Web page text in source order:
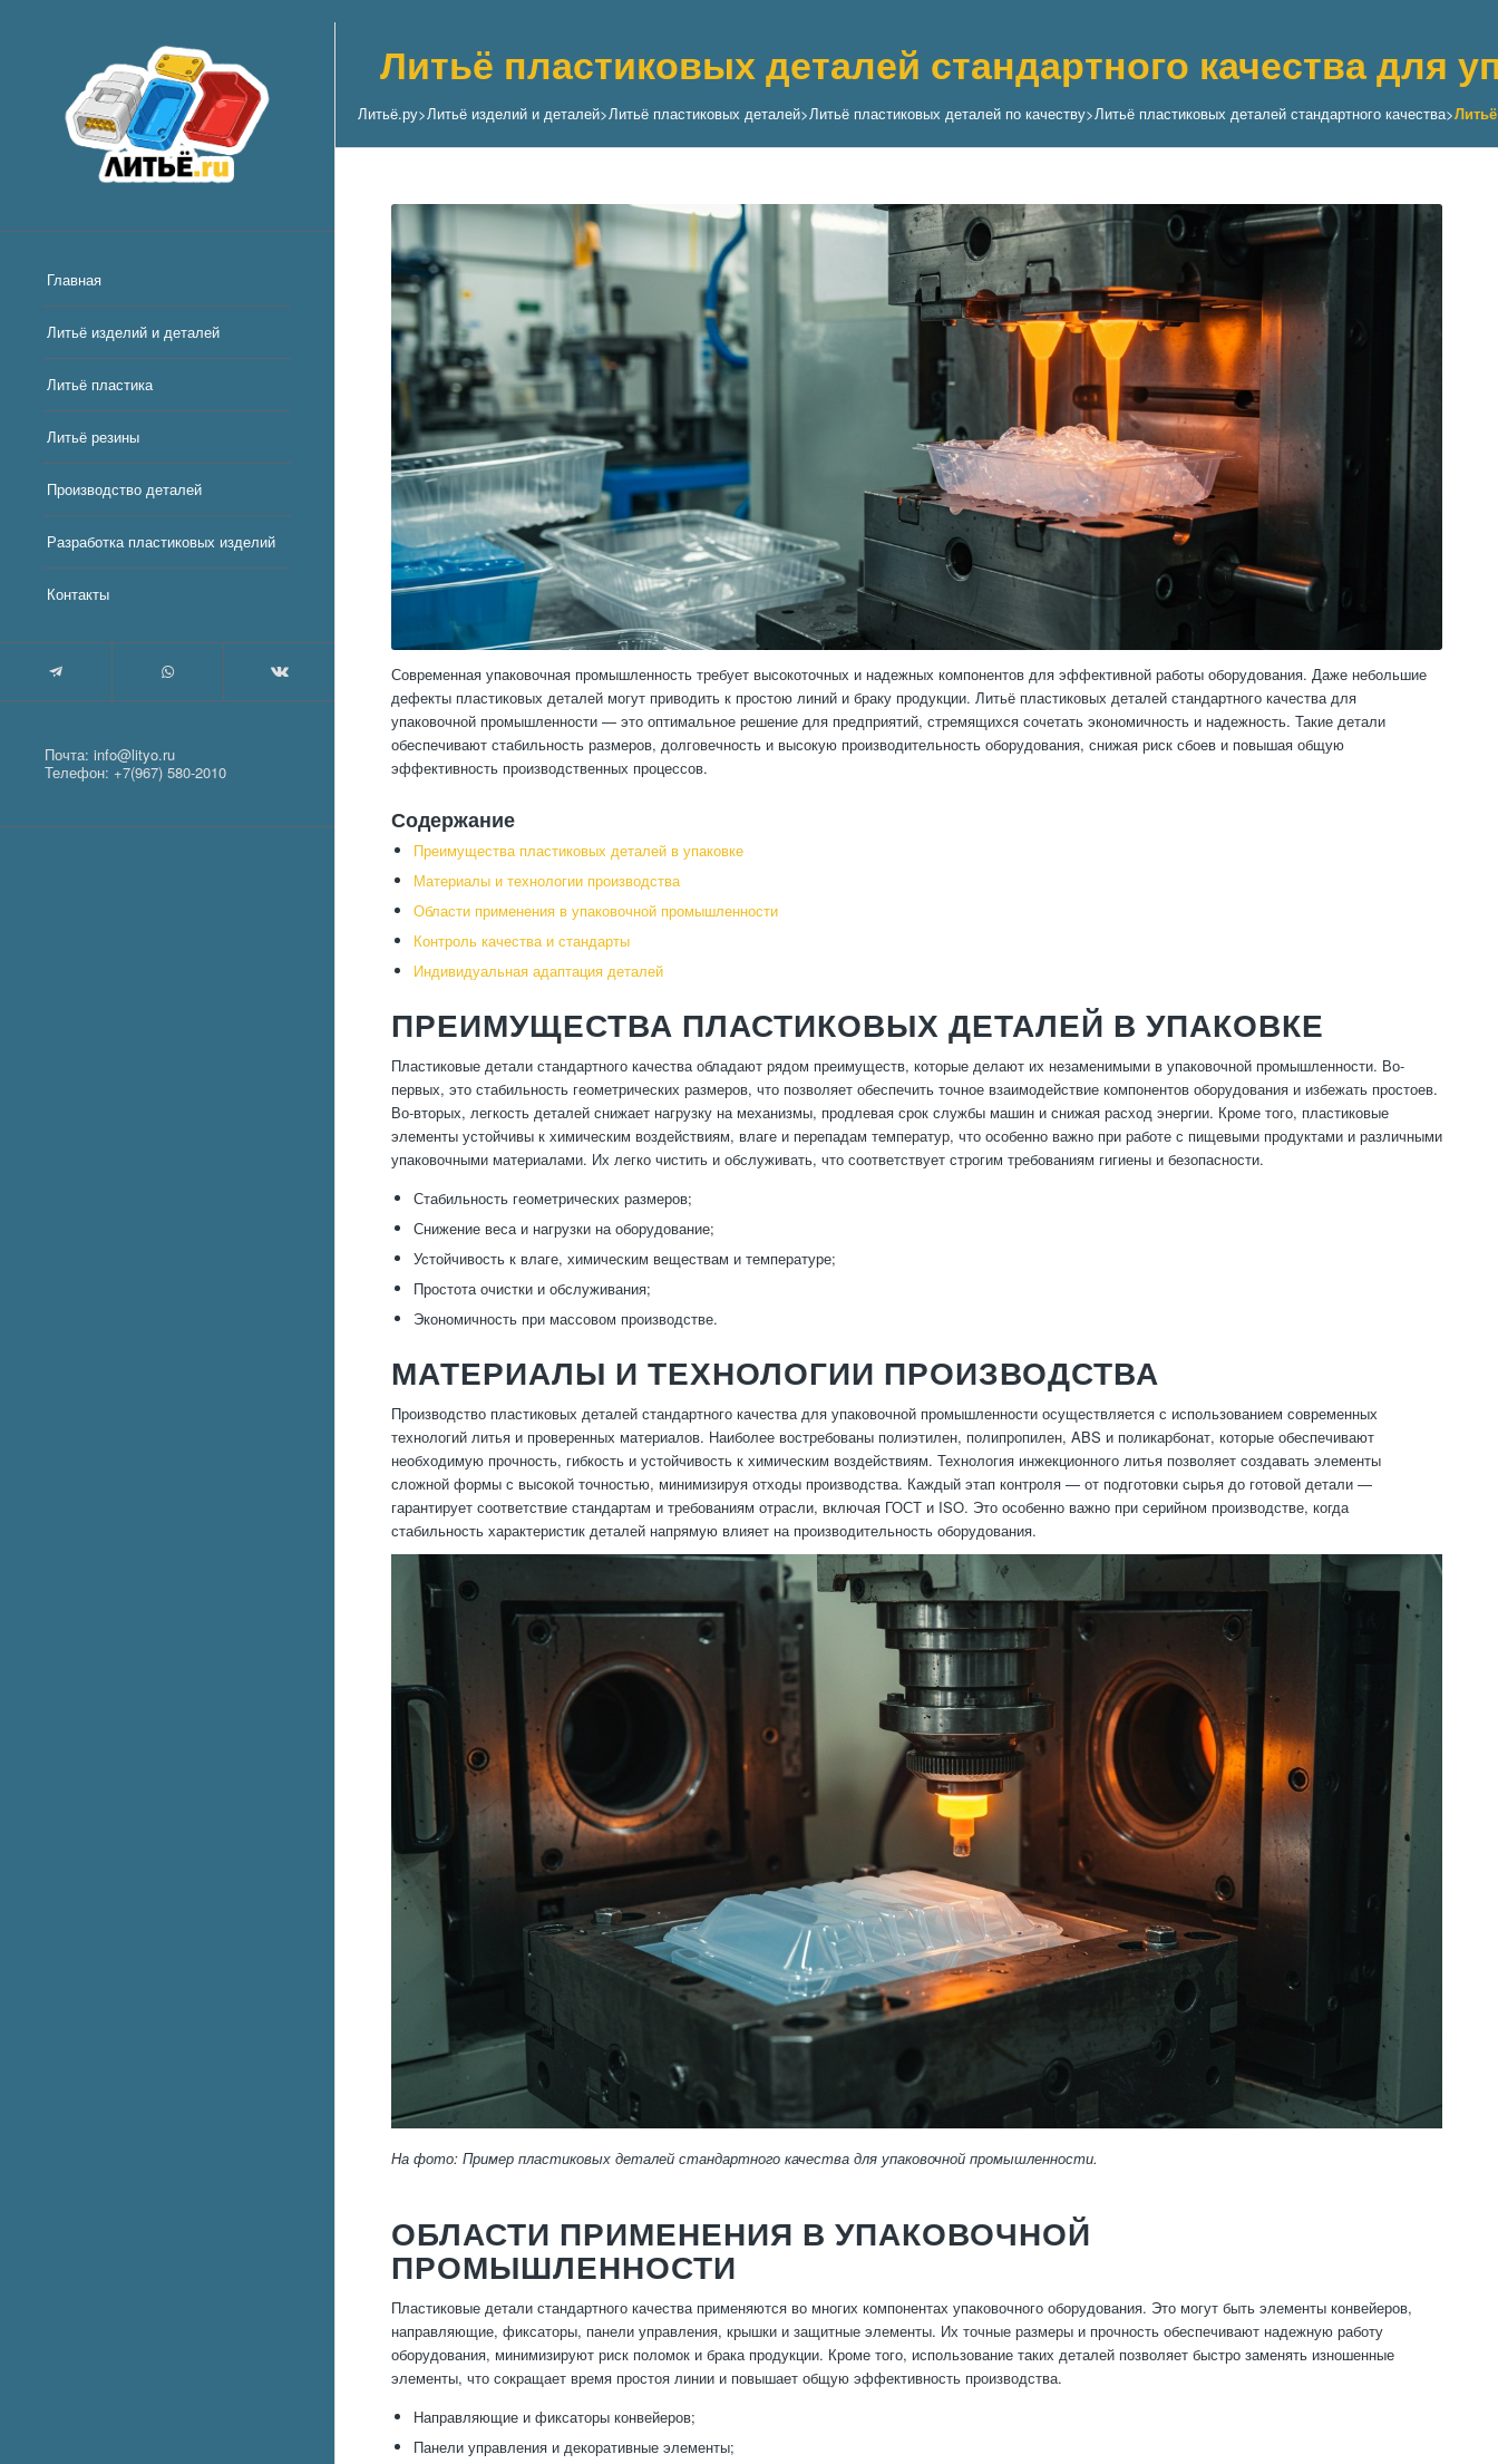
Главная
Литьё изделий и деталей
Литьё пластика
Литьё резины
Производство деталей
Разработка пластиковых изделий
Контакты
Почта: info@lityo.ru
Телефон: +7(967) 580-2010
Литьё пластиковых деталей стандартного качества для
Литьё.ру>Литьё изделий и деталей>Литьё пластиковых деталей>Литьё пластиковых деталей по качеству>Литьё пластиковых деталей стандартного качества>
Современная упаковочная промышленность требует высокоточных и надежных компонентов для эффективной работы оборудования. Даже небольшие
дефекты пластиковых деталей могут приводить к простою линий и браку продукции. Литьё пластиковых деталей стандартного качества для
упаковочной промышленности — это оптимальное решение для предприятий, стремящихся сочетать экономичность и надежность. Такие детали
обеспечивают стабильность размеров, долговечность и высокую производительность оборудования, снижая риск сбоев и повышая общую
эффективность производственных процессов.
Содержание
Преимущества пластиковых деталей в упаковке
Материалы и технологии производства
Области применения в упаковочной промышленности
Контроль качества и стандарты
Индивидуальная адаптация деталей
ПРЕИМУЩЕСТВА ПЛАСТИКОВЫХ ДЕТАЛЕЙ В УПАКОВКЕ
Пластиковые детали стандартного качества обладают рядом преимуществ, которые делают их незаменимыми в упаковочной промышленности. Во-
первых, это стабильность геометрических размеров, что позволяет обеспечить точное взаимодействие компонентов оборудования и избежать простоев.
Во-вторых, легкость деталей снижает нагрузку на механизмы, продлевая срок службы машин и снижая расход энергии. Кроме того, пластиковые
элементы устойчивы к химическим воздействиям, влаге и перепадам температур, что особенно важно при работе с пищевыми продуктами и различными
упаковочными материалами. Их легко чистить и обслуживать, что соответствует строгим требованиям гигиены и безопасности.
Стабильность геометрических размеров;
Снижение веса и нагрузки на оборудование;
Устойчивость к влаге, химическим веществам и температуре;
Простота очистки и обслуживания;
Экономичность при массовом производстве.
МАТЕРИАЛЫ И ТЕХНОЛОГИИ ПРОИЗВОДСТВА
Производство пластиковых деталей стандартного качества для упаковочной промышленности осуществляется с использованием современных
технологий литья и проверенных материалов. Наиболее востребованы полиэтилен, полипропилен, ABS и поликарбонат, которые обеспечивают
необходимую прочность, гибкость и устойчивость к химическим воздействиям. Технология инжекционного литья позволяет создавать элементы
сложной формы с высокой точностью, минимизируя отходы производства. Каждый этап контроля — от подготовки сырья до готовой детали —
гарантирует соответствие стандартам и требованиям отрасли, включая ГОСТ и ISO. Это особенно важно при серийном производстве, когда
стабильность характеристик деталей напрямую влияет на производительность оборудования.
На фото: Пример пластиковых деталей стандартного качества для упаковочной промышленности.
ОБЛАСТИ ПРИМЕНЕНИЯ В УПАКОВОЧНОЙ
ПРОМЫШЛЕННОСТИ
Пластиковые детали стандартного качества применяются во многих компонентах упаковочного оборудования. Это могут быть элементы конвейеров,
направляющие, фиксаторы, панели управления, крышки и защитные элементы. Их точные размеры и прочность обеспечивают надежную работу
оборудования, минимизируют риск поломок и брака продукции. Кроме того, использование таких деталей позволяет быстро заменять изношенные
элементы, что сокращает время простоя линии и повышает общую эффективность производства.
Направляющие и фиксаторы конвейеров;
Панели управления и декоративные элементы;